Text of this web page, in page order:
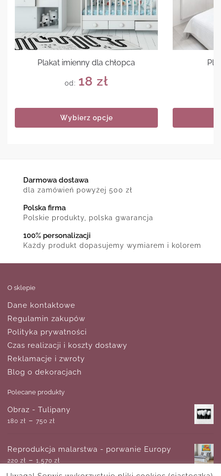
Plakat imienny dla chłopca
od: 18 zł
Wybierz opcje
Darmowa dostawa
dla zamówień powyżej 500 zł
Polska firma
Polskie produkty, polska gwarancja
100% personalizacji
Każdy produkt dopasujemy wymiarem i kolorem
O sklepie
Dane kontaktowe
Regulamin zakupów
Polityka prywatności
Czas realizacji i koszty dostawy
Reklamacje i zwroty
Blog o dekoracjach
Polecane produkty
Obraz - Tulipany
180 zł – 750 zł
Reprodukcja malarstwa - porwanie Europy
220 zł – 1,570 zł